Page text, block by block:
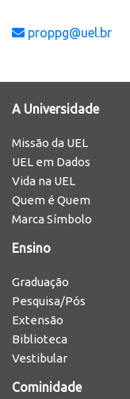
proppg@uel.br
A Universidade
Missão da UEL
UEL em Dados
Vida na UEL
Quem é Quem
Marca Símbolo
Ensino
Graduação
Pesquisa/Pós
Extensão
Biblioteca
Vestibular
Cominidade